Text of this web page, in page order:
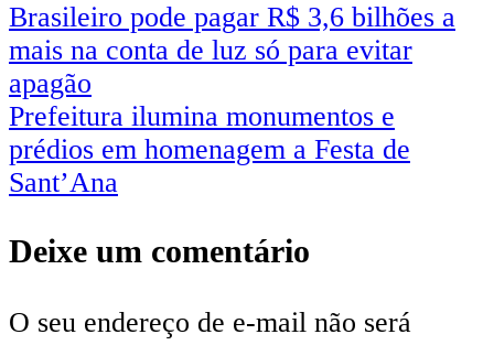
Brasileiro pode pagar R$ 3,6 bilhões a
mais na conta de luz só para evitar
apagão
Prefeitura ilumina monumentos e
prédios em homenagem a Festa de
Sant’Ana
Deixe um comentário
O seu endereço de e-mail não será